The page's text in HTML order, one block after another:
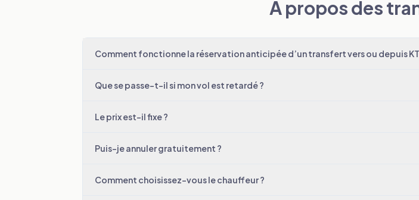
À propos des
Comment fonctionne la réservation anticipée d’un transfert vers ou depuis
Que se passe-t-il si mon vol est retardé ?
Le prix est-il fixe ?
Puis-je annuler gratuitement ?
Comment choisissez-vous le chauffeur ?